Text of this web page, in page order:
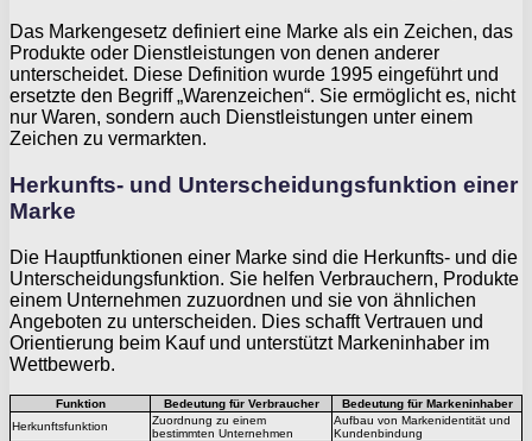
Das Markengesetz definiert eine Marke als ein Zeichen, das
Produkte oder Dienstleistungen von denen anderer
unterscheidet. Diese Definition wurde 1995 eingeführt und
ersetzte den Begriff „Warenzeichen“. Sie ermöglicht es, nicht
nur Waren, sondern auch Dienstleistungen unter einem
Zeichen zu vermarkten.
Herkunfts- und Unterscheidungsfunktion einer
Marke
Die Hauptfunktionen einer Marke sind die Herkunfts- und die
Unterscheidungsfunktion. Sie helfen Verbrauchern, Produkte
einem Unternehmen zuzuordnen und sie von ähnlichen
Angeboten zu unterscheiden. Dies schafft Vertrauen und
Orientierung beim Kauf und unterstützt Markeninhaber im
Wettbewerb.
Funktion Bedeutung für Verbraucher
Bedeutung für Markeninhaber
Herkunftsfunktion
Zuordnung zu einem
bestimmten Unternehmen
Aufbau von Markenidentität und
Kundenbindung